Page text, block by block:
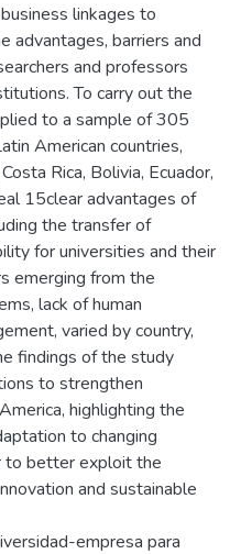
linkages to
advantages, barriers and
and professors
To carry out the
to a sample of 305
American countries,
Rica, Bolivia, Ecuador,
15clear advantages of
the transfer of
for universities and their
emerging from the
lack of human
varied by country,
findings of the study
to strengthen
highlighting the
to changing
to better exploit the
and sustainable
empresa para